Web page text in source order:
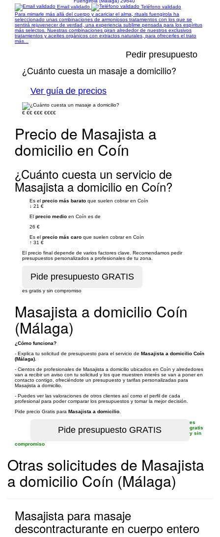
Email validado
Teléfono validado
Para mimarle más allá del cuerpo y acariciar el alma, rituals fuengirola ha
seleccionado unas combinaciones de armoniosos tratamientos con los que se
sentirá rejuvenecer de verdad, una experiencia sublime pensada para los espíritus
más selectos. Nuestras combinaciones giran alrededor de nuestros exclusivos
tratamientos y aceites orgánicos con extractos naturales, para ofrecerles el trato
más...
Pedir presupuesto
¿Cuánto cuesta un masaje a domicilio?
Ver guía de precios
€ €€ €€€ €€€€
Precio de Masajista a
domicilio en Coín
¿Cuánto cuesta un servicio de
Masajista a domicilio en Coín?
Es el precio más barato que suelen cobrar en Coín
↓ 21 €
El precio medio en Coín es de
26 €
Es el precio más caro que suelen cobrar en Coín
↑ 31 €
El precio final depende de varios factores clave. Recomendamos pedir
presupuestos personalizados a profesionales de tu zona.
es gratis y sin compromiso
Masajista a domicilio Coín
(Málaga)
¿Cómo funciona?
- Explica tu solicitud de presupuesto para el servicio de Masajista a domicilio Coín
(Málaga)
- Cientos de profesionales de Masajista a domicilio ubicados en Coín y alrededores
van a recibir un aviso con tu solicitud y los que muestren interés se van a poner en
contacto contigo, ofreciéndote un presupuesto y tarifas personalizadas para
Masajista a domicilio.
- Puedes ver las valoraciones de otros clientes así como el perfil de cada
profesional para poder comparar los presupuestos y tomar la mejor decisión.
Pide precio Gratis para Masajista a domicilio
es
gratis
y sin
compromiso
Otras solicitudes de Masajista
a domicilio Coín (Málaga)
Masajista para masaje
descontracturante en cuerpo entero